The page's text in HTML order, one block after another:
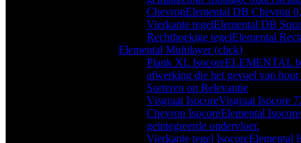
ChevronElemental DB Chevron
Vierkante tegelElemental DB
Rechthoekige tegelElemental
Elemental Multilayer (click)
Plank XL IsocoreELEMENTAL
afwerking die het gevoel van
Sorteren op Relevantie
Visgraat IsocoreVisgraat Isocore
Chevron IsocoreElemental
geïntegreerde ondervloer.
Vierkante tegel IsocoreElemental